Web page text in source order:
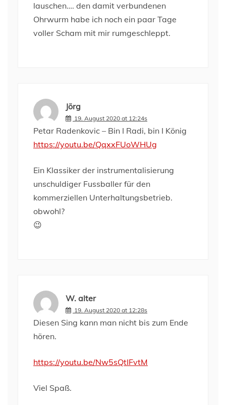
lauschen…. den damit verbundenen
Ohrwurm habe ich noch ein paar Tage
voller Scham mit mir rumgeschleppt.
Jörg
19. August 2020 at 12:24s
Petar Radenkovic – Bin I Radi, bin I König
https://youtu.be/QqxxFUoWHUg
Ein Klassiker der instrumentalisierung
unschuldiger Fussballer für den
kommerziellen Unterhaltungsbetrieb.
obwohl?
😉
W. alter
19. August 2020 at 12:28s
Diesen Sing kann man nicht bis zum Ende
hören.
https://youtu.be/Nw5sQtIFvtM
Viel Spaß.